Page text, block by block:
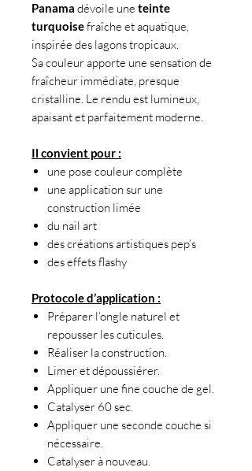
Panama dévoile une teinte
turquoisefraîche et aquatique,
inspirée des lagons tropicaux.
Sa couleur apporte une sensation de
fraîcheur immédiate, presque
cristalline. Le rendu est lumineux,
apaisant et parfaitement moderne.
Il convient pour :
une pose couleur complète
une application sur une
construction limée
du nail art
des créations artistiques pep’s
des effets flashy
Protocole d’application :
Préparer l’ongle naturel et
repousser les cuticules.
Réaliser la construction.
Limer et dépoussiérer.
Appliquer une fine couche de gel.
Catalyser 60 sec.
Appliquer une seconde couche si
nécessaire.
Catalyser à nouveau.